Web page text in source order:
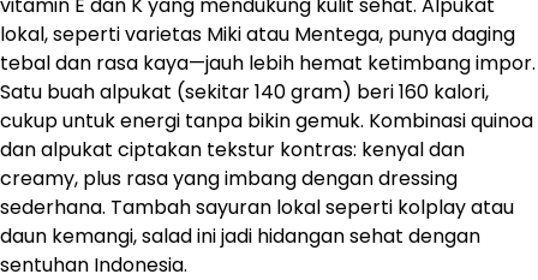
lokal, seperti varietas Miki atau Mentega, punya daging
tebal dan rasa kaya—jauh lebih hemat ketimbang impor.
Satu buah alpukat (sekitar 140 gram) beri 160 kalori,
cukup untuk energi tanpa bikin gemuk. Kombinasi quinoa
dan alpukat ciptakan tekstur kontras: kenyal dan
creamy, plus rasa yang imbang dengan dressing
sederhana. Tambah sayuran lokal seperti kolplay atau
daun kemangi, salad ini jadi hidangan sehat dengan
sentuhan Indonesia.